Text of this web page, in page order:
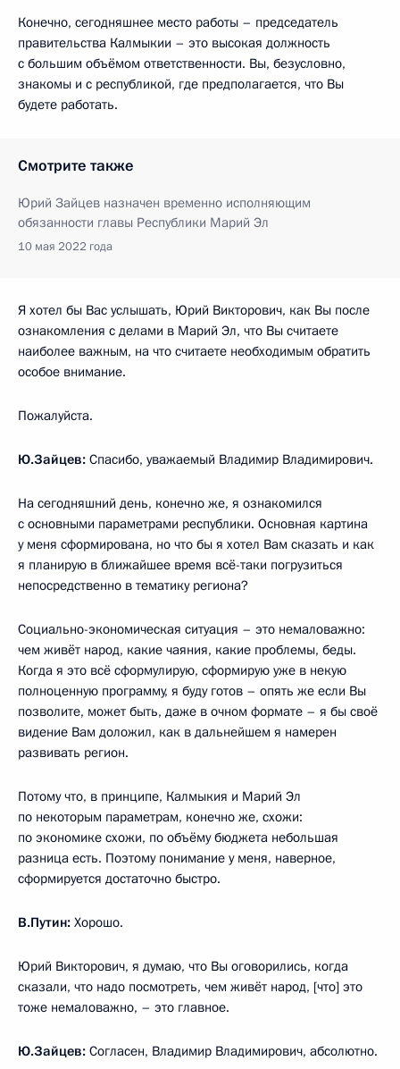
Конечно, сегодняшнее место работы – председатель
правительства Калмыкии – это высокая должность
с большим объёмом ответственности. Вы, безусловно,
знакомы и с республикой, где предполагается, что Вы
будете работать.
Смотрите также
Юрий Зайцев назначен временно исполняющим
обязанности главы Республики Марий Эл
10 мая 2022 года
Я хотел бы Вас услышать, Юрий Викторович, как Вы после
ознакомления с делами в Марий Эл, что Вы считаете
наиболее важным, на что считаете необходимым обратить
особое внимание.
Пожалуйста.
Ю.Зайцев: Спасибо, уважаемый Владимир Владимирович.
На сегодняшний день, конечно же, я ознакомился
с основными параметрами республики. Основная картина
у меня сформирована, но что бы я хотел Вам сказать и как
я планирую в ближайшее время всё-таки погрузиться
непосредственно в тематику региона?
Социально-экономическая ситуация – это немаловажно:
чем живёт народ, какие чаяния, какие проблемы, беды.
Когда я это всё сформулирую, сформирую уже в некую
полноценную программу, я буду готов – опять же если Вы
позволите, может быть, даже в очном формате – я бы своё
видение Вам доложил, как в дальнейшем я намерен
развивать регион.
Потому что, в принципе, Калмыкия и Марий Эл
по некоторым параметрам, конечно же, схожи:
по экономике схожи, по объёму бюджета небольшая
разница есть. Поэтому понимание у меня, наверное,
сформируется достаточно быстро.
В.Путин: Хорошо.
Юрий Викторович, я думаю, что Вы оговорились, когда
сказали, что надо посмотреть, чем живёт народ, [что] это
тоже немаловажно, – это главное.
Ю.Зайцев: Согласен, Владимир Владимирович, абсолютно.